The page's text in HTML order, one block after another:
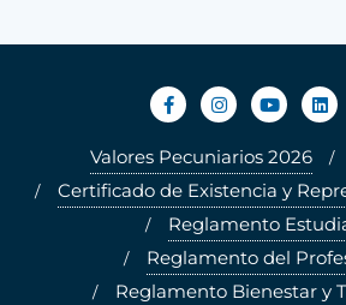
Valores Pecuniarios 2026
Certificado de Existencia y
Reglamento
Reglamento del
Reglamento Bienestar y